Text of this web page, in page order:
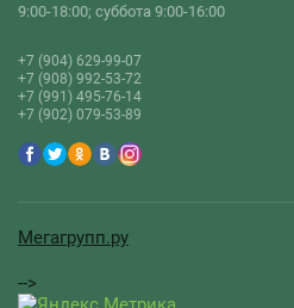
9:00-18:00; суббота 9:00-16:00
+7 (904) 629-99-07
+7 (908) 992-53-72
+7 (991) 495-76-14
+7 (902) 079-53-89
Мегагрупп.ру
-->